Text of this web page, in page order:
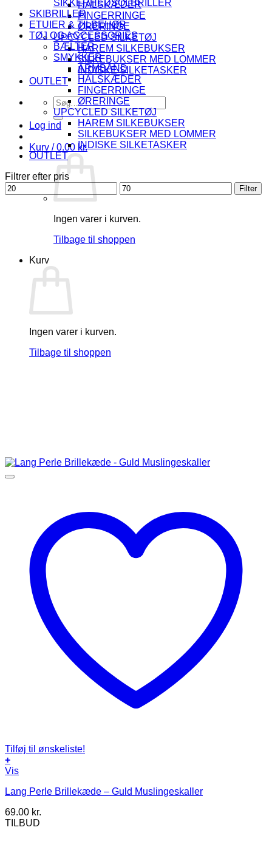
HALSKÆDER
FINGERRINGE
ØRERINGE
UPCYCLED SILKETØJ
HAREM SILKEBUKSER
SILKEBUKSER MED LOMMER
INDISKE SILKETASKER
OUTLET
Søg
efter:
Log ind
Kurv /0.00 kr.
Ingen varer i kurven.
Tilbage til shoppen
Kurv
Ingen varer i kurven.
Tilbage til shoppen
SIKKERHEDSOLBRILLER
SKIBRILLER
ETUIER & TILBEHØR
TØJ OG ACCESSORIES
BÆLTER
SMYKKER
ARMBÅND
HALSKÆDER
FINGERRINGE
ØRERINGE
UPCYCLED SILKETØJ
HAREM SILKEBUKSER
SILKEBUKSER MED LOMMER
INDISKE SILKETASKER
OUTLET
Filtrer efter pris
Mindste
pris
Højeste
pris
Filter
Tilføj til ønskeliste!
+
Vis
Lang Perle Brillekæde – Guld Muslingeskaller
69.00 kr.
TILBUD